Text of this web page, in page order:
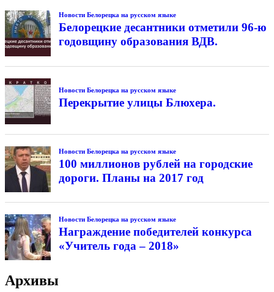
Новости Белорецка на русском языке
Белорецкие десантники отметили 96-ю
годовщину образования ВДВ.
Новости Белорецка на русском языке
Перекрытие улицы Блюхера.
Новости Белорецка на русском языке
100 миллионов рублей на городские
дороги. Планы на 2017 год
Новости Белорецка на русском языке
Награждение победителей конкурса
«Учитель года – 2018»
Архивы